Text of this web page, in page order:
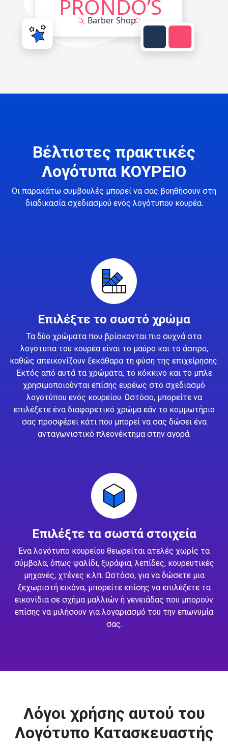
Βέλτιστες πρακτικές
Λογότυπα ΚΟΥΡΕΙΟ
Οι παρακάτω συμβουλές μπορεί να σας βοηθήσουν στη
διαδικασία σχεδιασμού ενός λογότυπου κουρέα.
Επιλέξτε το σωστό χρώμα
Τα δύο χρώματα που βρίσκονται πιο συχνά στα
λογότυπα του κουρέα είναι το μαύρο και το άσπρο,
καθώς απεικονίζουν ξεκάθαρα τη φύση της επιχείρησης.
Εκτός από αυτά τα χρώματα, το κόκκινο και το μπλε
χρησιμοποιούνται επίσης ευρέως στο σχεδιασμό
λογοτύπου ενός κουρείου. Ωστόσο, μπορείτε να
επιλέξετε ένα διαφορετικό χρώμα εάν το κομμωτήριο
σας προσφέρει κάτι που μπορεί να σας δώσει ένα
ανταγωνιστικό πλεονέκτημα στην αγορά.
Επιλέξτε τα σωστά στοιχεία
Ένα λογότυπο κουρείου θεωρείται ατελές χωρίς τα
σύμβολα, όπως ψαλίδι, ξυράφια, λεπίδες, κουρευτικές
μηχανές, χτένες κ.λπ. Ωστόσο, για να δώσετε μια
ξεχωριστή εικόνα, μπορείτε επίσης να επιλέξετε τα
εικονίδια σε σχήμα μαλλιών ή γενειάδας που μπορούν
επίσης να μιλήσουν για λογαριασμό του την επωνυμία
σας.
Λόγοι χρήσης αυτού του
Λογότυπο Κατασκευαστής